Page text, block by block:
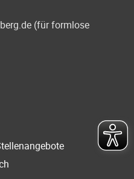
(für formlose